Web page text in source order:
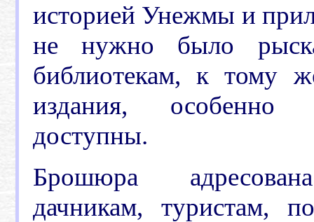
историей Унежмы и
не нужно было
библиотекам, к тому
издания, особенно
доступны.
Брошюра
дачникам, туристам,